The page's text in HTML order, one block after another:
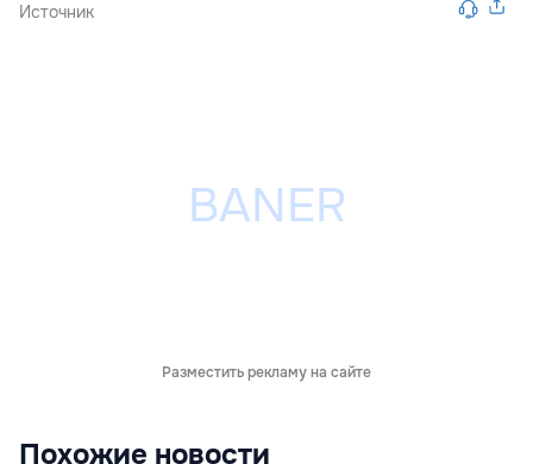
Источник
Разместить рекламу на сайте
Похожие новости